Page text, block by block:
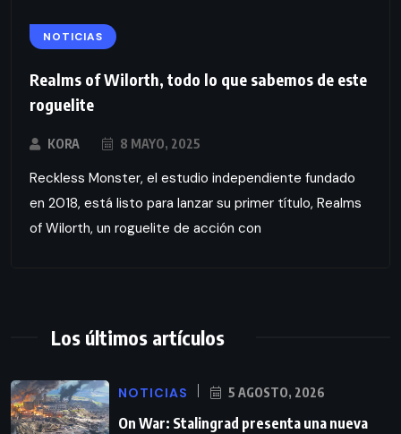
NOTICIAS
Realms of Wilorth, todo lo que sabemos de este
roguelite
KORA 8 MAYO, 2025
Reckless Monster, el estudio independiente fundado
en 2018, está listo para lanzar su primer título, Realms
of Wilorth, un roguelite de acción con
Los últimos artículos
NOTICIAS 5 AGOSTO, 2026
On War: Stalingrad presenta una nueva